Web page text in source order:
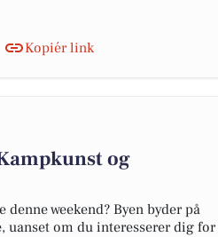
Kopiér link
og
weekend? Byen byder på
uanset om du interesserer dig for